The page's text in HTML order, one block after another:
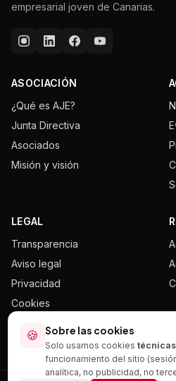
empresarial joven de Canarias.
ASOCIACIÓN
¿Qué es AJE?
Junta Directiva
Asociados
Misión y visión
LEGAL
Transparencia
Aviso legal
Privacidad
Cookies
🍪 Sobre las cookies
Solo usamos cookies
funcionamiento del sitio
analítica, no publicidad, no